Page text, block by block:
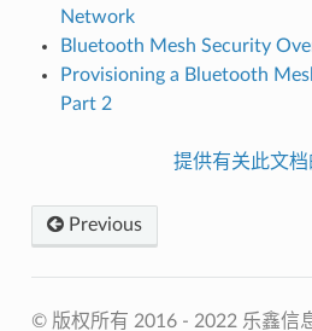
Network
Bluetooth Mesh Security
Provisioning a Bluetooth
Part 2
提供有关此文
Previous
© 版权所有 2016 - 2022 乐鑫信